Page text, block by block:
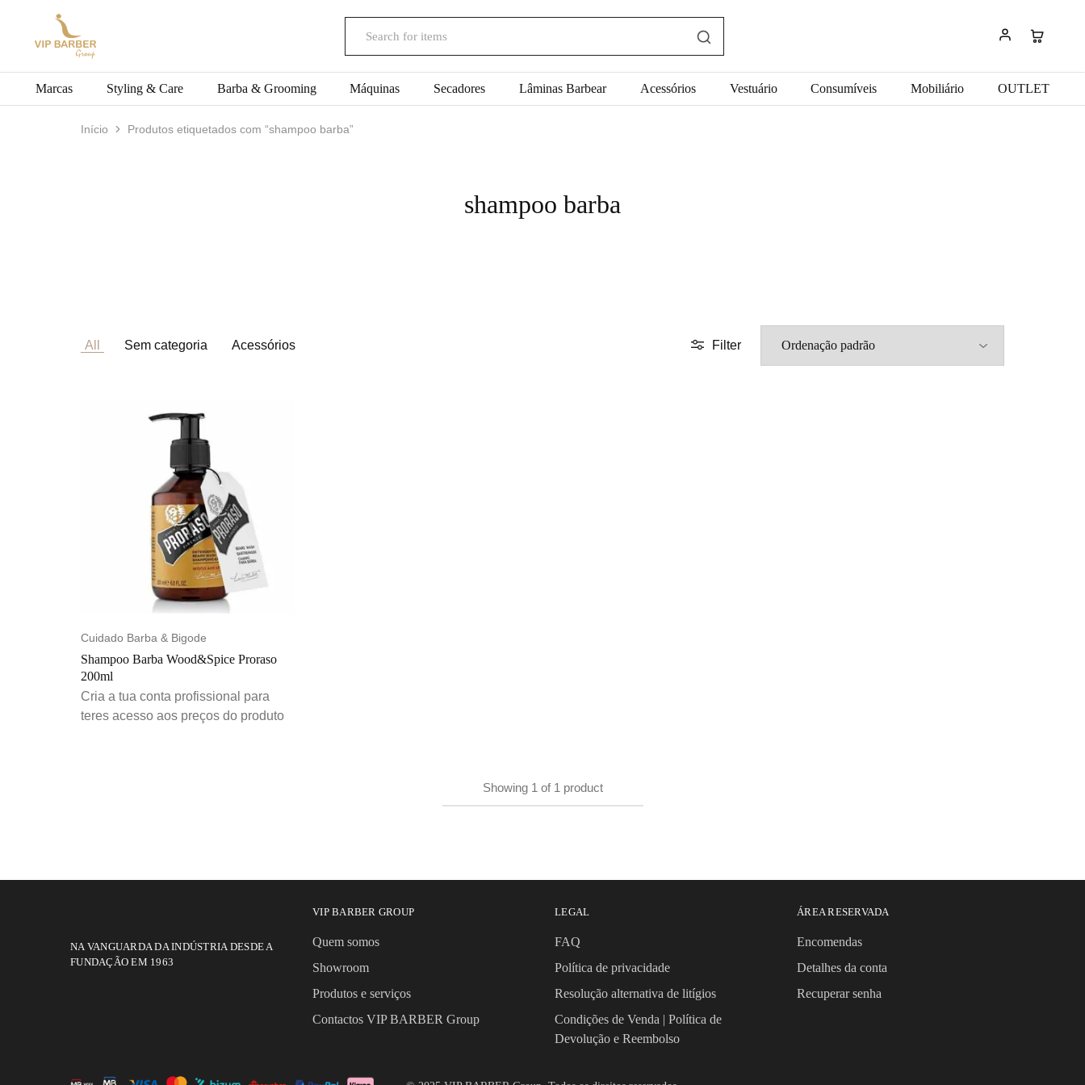
VIP
BARBER
Produtos
Marcas
Styling & Care Barba & Grooming Máquinas Secadores Lâminas Barbear Acessórios Vestuário Consumíveis Mobiliário OUTLET
Início Produtos etiquetados com “shampoo barba”
shampoo barba
All Sem categoria Acessórios Filter
Cuidado Barba & Bigode
Shampoo Barba Wood&Spice Proraso
200ml
Cria a tua conta profissional para
teres acesso aos preços do produto
Showing1 of 1 product
NA VANGUARDA DA INDÚSTRIA DESDE A
FUNDAÇÃO EM 1963
VIP BARBER GROUP
Quem somos
Showroom
Produtos e serviços
Contactos VIP BARBER Group
LEGAL
FAQ
Política de privacidade
Resolução alternativa de litígios
Condições de Venda | Política de
Devolução e Reembolso
ÁREA RESERVADA
Encomendas
Detalhes da conta
Recuperar senha